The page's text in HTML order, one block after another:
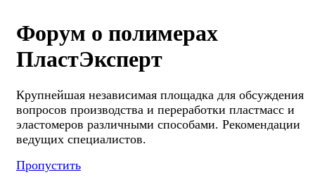
Форум о полимерах
ПластЭксперт
Крупнейшая независимая площадка для обсуждения
вопросов производства и переработки пластмасс и
эластомеров различными способами. Рекомендации
ведущих специалистов.
Пропустить